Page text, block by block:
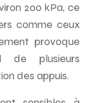
200 kPa, ce
comme ceux
provoque
de plusieurs
des appuis.